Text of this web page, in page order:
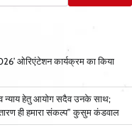
ओरिएंटेशन कार्यक्रम का किया
व न्याय हेतु आयोग सदैव उनके साथ;
ही हमारा संकल्प” कुसुम कंडवाल